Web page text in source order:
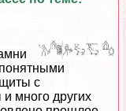
с
много других